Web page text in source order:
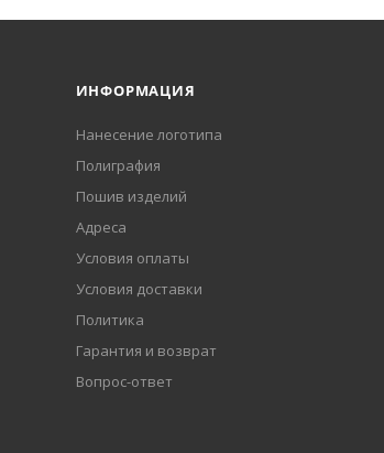
ИНФОРМАЦИЯ
Нанесение логотипа
Полиграфия
Пошив изделий
Адреса
Условия оплаты
Условия доставки
Политика
Гарантия и возврат
Вопрос-ответ